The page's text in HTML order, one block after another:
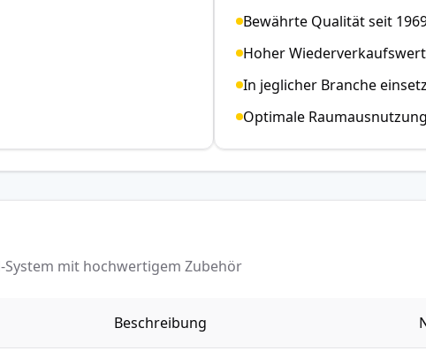
Bewährte Qualität seit
Hoher Wiederverkaufswert
In jeglicher Branche
Optimale
mit hochwertigem Zubehör
Beschreibung